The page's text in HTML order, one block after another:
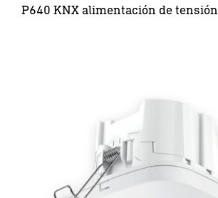
P640 KNX alimentación de tensión